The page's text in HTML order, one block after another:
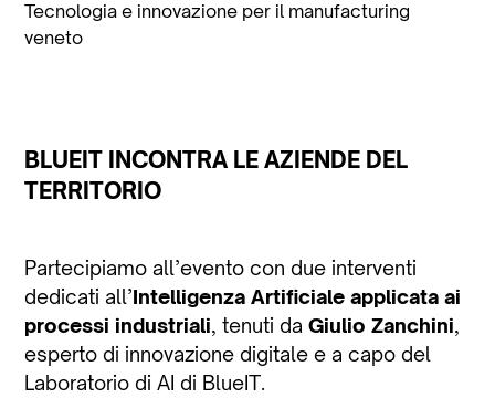
Tecnologia e innovazione per il manufacturing
veneto
BLUEIT INCONTRA LE AZIENDE DEL
TERRITORIO
Partecipiamo all’evento con due interventi
dedicati all’Intelligenza Artificiale applicata ai
processi industriali, tenuti daGiulio Zanchini,
esperto di innovazione digitale e a capo del
Laboratorio di AI di BlueIT.